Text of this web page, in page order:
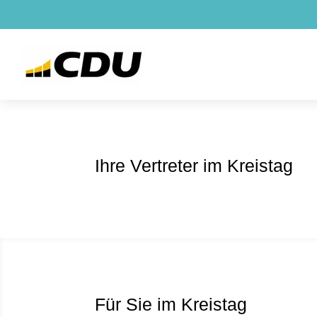
Ihre Vertreter im Kreistag
Für Sie im Kreistag